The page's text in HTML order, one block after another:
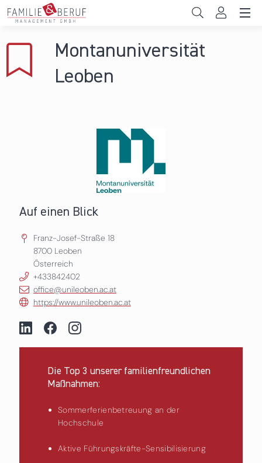
Direkt zum Inhalt
Gemeinden
Montanuniversität
Leoben
Auf einen Blick
Franz-Josef-Straße 18
8700 Leoben
Österreich
+433842402
office@unileoben.ac.at
https://www.unileoben.ac.at
Die Top 3 unserer familienfreundlichen
Maßnahmen:
Sommerferienbetreuung an der
Hochschule
Aktive Führungskräfte-Sensibilisierung